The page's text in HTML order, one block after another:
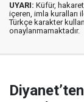
UYARI: Küfür,
içeren, imla kuralları
Türkçe karakter
onaylanmamaktadır.